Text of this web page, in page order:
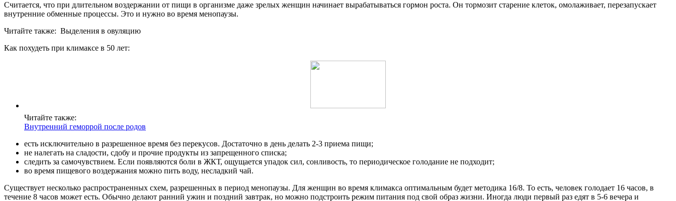
Считается, что при длительном воздержании от пищи в организме даже зрелых женщин начинает вырабатываться гормон роста. Он тормозит старение клеток, омолаживает, перезапускает
внутренние обменные процессы. Это и нужно во время менопаузы.
Читайте также: Выделения в овуляцию
Как похудеть при климаксе в 50 лет:
Читайте также:
Внутренний геморрой после родов
есть исключительно в разрешенное время без перекусов. Достаточно в день делать 2-3 приема пищи;
не налегать на сладости, сдобу и прочие продукты из запрещенного списка;
следить за самочувствием. Если появляются боли в ЖКТ, ощущается упадок сил, сонливость, то периодическое голодание не подходит;
во время пищевого воздержания можно пить воду, несладкий чай.
Существует несколько распространенных схем, разрешенных в период менопаузы. Для женщин во время климакса оптимальным будет методика 16/8. То есть, человек голодает 16 часов, в
течение 8 часов может есть. Обычно делают ранний ужин и поздний завтрак, но можно подстроить режим питания под свой образ жизни. Иногда люди первый раз едят в 5-6 вечера и